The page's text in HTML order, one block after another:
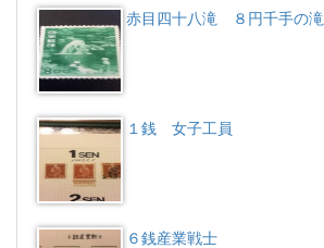
赤目四十八滝 ８円千手の滝
１銭 女子工員
６銭産業戦士